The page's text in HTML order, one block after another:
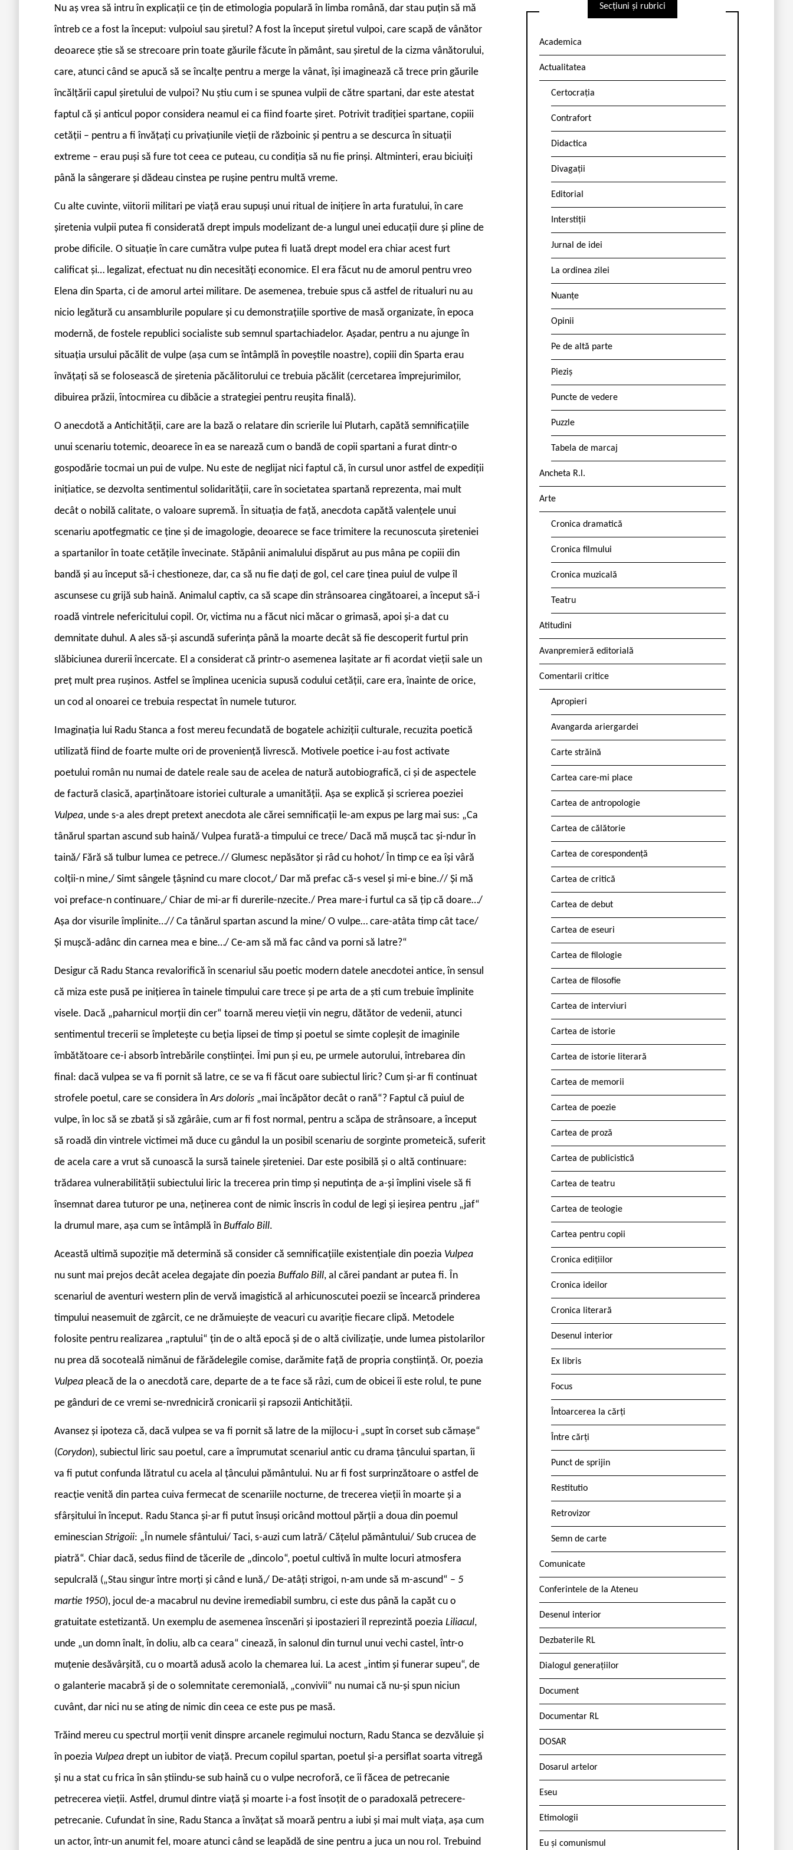
Nu aș vrea să intru în explicații ce țin de etimologia populară în limba română, dar stau puțin să mă
întreb ce a fost la început: vulpoiul sau șiretul? A fost la început șiretul vulpoi, care scapă de vânător
deoarece știe să se strecoare prin toate găurile făcute în pământ, sau șiretul de la cizma vânătorului,
care, atunci când se apucă să se încalțe pentru a merge la vânat, își imaginează că trece prin găurile
încălțării capul șiretului de vulpoi? Nu știu cum i se spunea vulpii de către spartani, dar este atestat
faptul că și anticul popor considera neamul ei ca fiind foarte șiret. Potrivit tradiției spartane, copiii
cetății – pentru a fi învățați cu privațiunile vieții de războinic și pentru a se descurca în situații
extreme – erau puși să fure tot ceea ce puteau, cu condiția să nu fie prinși. Altminteri, erau biciuiți
până la sângerare și dădeau cinstea pe rușine pentru multă vreme.
Cu alte cuvinte, viitorii militari pe viață erau supuși unui ritual de inițiere în arta furatului, în care
șiretenia vulpii putea fi considerată drept impuls modelizant de-a lungul unei educații dure și pline de
probe dificile. O situație în care cumătra vulpe putea fi luată drept model era chiar acest furt
calificat și… legalizat, efectuat nu din necesități economice. El era făcut nu de amorul pentru vreo
Elena din Sparta, ci de amorul artei militare. De asemenea, trebuie spus că astfel de ritualuri nu au
nicio legătură cu ansamblurile populare și cu demonstrațiile sportive de masă organizate, în epoca
modernă, de fostele republici socialiste sub semnul spartachiadelor. Așadar, pentru a nu ajunge în
situația ursului păcălit de vulpe (așa cum se întâmplă în poveștile noastre), copiii din Sparta erau
învățați să se folosească de șiretenia păcălitorului ce trebuia păcălit (cercetarea împrejurimilor,
dibuirea prăzii, întocmirea cu dibăcie a strategiei pentru reușita finală).
O anecdotă a Antichității, care are la bază o relatare din scrierile lui Plutarh, capătă semnificațiile
unui scenariu totemic, deoarece în ea se narează cum o bandă de copii spartani a furat dintr-o
gospodărie tocmai un pui de vulpe. Nu este de neglijat nici faptul că, în cursul unor astfel de expediții
inițiatice, se dezvolta sentimentul solidarității, care în societatea spartană reprezenta, mai mult
decât o nobilă calitate, o valoare supremă. În situația de față, anecdota capătă valențele unui
scenariu apotfegmatic ce ține și de imagologie, deoarece se face trimitere la recunoscuta șireteniei
a spartanilor în toate cetățile învecinate. Stăpânii animalului dispărut au pus mâna pe copiii din
bandă și au început să-i chestioneze, dar, ca să nu fie dați de gol, cel care ținea puiul de vulpe îl
ascunsese cu grijă sub haină. Animalul captiv, ca să scape din strânsoarea cingătoarei, a început să-i
roadă vintrele nefericitului copil. Or, victima nu a făcut nici măcar o grimasă, apoi și-a dat cu
demnitate duhul. A ales să-și ascundă suferința până la moarte decât să fie descoperit furtul prin
slăbiciunea durerii încercate. El a considerat că printr-o asemenea lașitate ar fi acordat vieții sale un
preț mult prea rușinos. Astfel se împlinea ucenicia supusă codului cetății, care era, înainte de orice,
un cod al onoarei ce trebuia respectat în numele tuturor.
Imaginația lui Radu Stanca a fost mereu fecundată de bogatele achiziții culturale, recuzita poetică
utilizată fiind de foarte multe ori de proveniență livrescă. Motivele poetice i-au fost activate
poetului român nu numai de datele reale sau de acelea de natură autobiografică, ci și de aspectele
de factură clasică, aparținătoare istoriei culturale a umanității. Așa se explică și scrierea poeziei
Vulpea, unde s-a ales drept pretext anecdota ale cărei semnificații le-am expus pe larg mai sus: „Ca
tânărul spartan ascund sub haină/ Vulpea furată-a timpului ce trece/ Dacă mă mușcă tac și-ndur în
taină/ Fără să tulbur lumea ce petrece.// Glumesc nepăsător și râd cu hohot/ În timp ce ea își vâră
colții-n mine,/ Simt sângele țâșnind cu mare clocot,/ Dar mă prefac că-s vesel și mi-e bine.// Și mă
voi preface-n continuare,/ Chiar de mi-ar fi durerile-nzecite./ Prea mare-i furtul ca să țip că doare…/
Așa dor visurile împlinite…// Ca tânărul spartan ascund la mine/ O vulpe… care-atâta timp cât tace/
Și mușcă-adânc din carnea mea e bine…/ Ce-am să mă fac când va porni să latre?“
Desigur că Radu Stanca revalorifică în scenariul său poetic modern datele anecdotei antice, în sensul
că miza este pusă pe inițierea în tainele timpului care trece și pe arta de a ști cum trebuie împlinite
visele. Dacă „paharnicul morții din cer“ toarnă mereu vieții vin negru, dătător de vedenii, atunci
sentimentul trecerii se împletește cu beția lipsei de timp și poetul se simte copleșit de imaginile
îmbătătoare ce-i absorb întrebările conștiinței. Îmi pun și eu, pe urmele autorului, întrebarea din
final: dacă vulpea se va fi pornit să latre, ce se va fi făcut oare subiectul liric? Cum și-ar fi continuat
strofele poetul, care se considera înArs doloris „mai încăpător decât o rană“? Faptul că puiul de
vulpe, în loc să se zbată și să zgârâie, cum ar fi fost normal, pentru a scăpa de strânsoare, a început
să roadă din vintrele victimei mă duce cu gândul la un posibil scenariu de sorginte prometeică, suferit
de acela care a vrut să cunoască la sursă tainele șireteniei. Dar este posibilă și o altă continuare:
trădarea vulnerabilității subiectului liric la trecerea prin timp și neputința de a-și împlini visele să fi
însemnat darea tuturor pe una, neținerea cont de nimic înscris în codul de legi și ieșirea pentru „jaf“
la drumul mare, așa cum se întâmplă în Buffalo Bill.
Această ultimă supoziție mă determină să consider că semnificațiile existențiale din poezia Vulpea
nu sunt mai prejos decât acelea degajate din poezia Buffalo Bill, al cărei pandant ar putea fi. În
scenariul de aventuri western plin de vervă imagistică al arhicunoscutei poezii se încearcă prinderea
timpului neasemuit de zgârcit, ce ne drămuiește de veacuri cu avariție fiecare clipă. Metodele
folosite pentru realizarea „raptului“ țin de o altă epocă și de o altă civilizație, unde lumea pistolarilor
nu prea dă socoteală nimănui de fărădelegile comise, darămite față de propria conștiință. Or, poezia
Vulpea pleacă de la o anecdotă care, departe de a te face să râzi, cum de obicei îi este rolul, te pune
pe gânduri de ce vremi se-nvredniciră cronicarii și rapsozii Antichității.
Avansez și ipoteza că, dacă vulpea se va fi pornit să latre de la mijlocu-i „supt în corset sub cămașe“
(Corydon), subiectul liric sau poetul, care a împrumutat scenariul antic cu drama țâncului spartan, îi
va fi putut confunda lătratul cu acela al țâncului pământului. Nu ar fi fost surprinzătoare o astfel de
reacție venită din partea cuiva fermecat de scenariile nocturne, de trecerea vieții în moarte și a
sfârșitului în început. Radu Stanca și-ar fi putut însuși oricând mottoul părții a doua din poemul
eminescian Strigoii: „În numele sfântului/ Taci, s-auzi cum latră/ Cățelul pământului/ Sub crucea de
piatră“. Chiar dacă, sedus fiind de tăcerile de „dincolo“, poetul cultivă în multe locuri atmosfera
sepulcrală („Stau singur între morți și când e lună,/ De-atâți strigoi, n-am unde să m-ascund“ – 5
martie 1950), jocul de-a macabrul nu devine iremediabil sumbru, ci este dus până la capăt cu o
gratuitate estetizantă. Un exemplu de asemenea înscenări și ipostazieri îl reprezintă poezia Liliacul,
unde „un domn înalt, în doliu, alb ca ceara“ cinează, în salonul din turnul unui vechi castel, într-o
muțenie desăvârșită, cu o moartă adusă acolo la chemarea lui. La acest „intim și funerar supeu“, de
o galanterie macabră și de o solemnitate ceremonială, „convivii“ nu numai că nu-și spun niciun
cuvânt, dar nici nu se ating de nimic din ceea ce este pus pe masă.
Trăind mereu cu spectrul morții venit dinspre arcanele regimului nocturn, Radu Stanca se dezvăluie și
în poezia Vulpea drept un iubitor de viață. Precum copilul spartan, poetul și-a persiflat soarta vitregă
și nu a stat cu frica în sân știindu-se sub haină cu o vulpe necroforă, ce îi făcea de petrecanie
petrecerea vieții. Astfel, drumul dintre viață și moarte i-a fost însoțit de o paradoxală petrecere-
petrecanie. Cufundat în sine, Radu Stanca a învățat să moară pentru a iubi și mai mult viața, așa cum
un actor, într-un anumit fel, moare atunci când se leapădă de sine pentru a juca un nou rol. Trebuind
Secțiuni și rubrici
Academica
Actualitatea
Certocrația
Contrafort
Didactica
Divagații
Editorial
Interstiții
Jurnal de idei
La ordinea zilei
Nuanțe
Opinii
Pe de altă parte
Pieziș
Puncte de vedere
Puzzle
Tabela de marcaj
Ancheta R.l.
Arte
Cronica dramatică
Cronica filmului
Cronica muzicală
Teatru
Atitudini
Avanpremieră editorială
Comentarii critice
Apropieri
Avangarda ariergardei
Carte străină
Cartea care-mi place
Cartea de antropologie
Cartea de călătorie
Cartea de corespondență
Cartea de critică
Cartea de debut
Cartea de eseuri
Cartea de filologie
Cartea de filosofie
Cartea de interviuri
Cartea de istorie
Cartea de istorie literară
Cartea de memorii
Cartea de poezie
Cartea de proză
Cartea de publicistică
Cartea de teatru
Cartea de teologie
Cartea pentru copii
Cronica edițiilor
Cronica ideilor
Cronica literară
Desenul interior
Ex libris
Focus
Întoarcerea la cărți
Între cărți
Punct de sprijin
Restitutio
Retrovizor
Semn de carte
Comunicate
Conferintele de la Ateneu
Desenul interior
Dezbaterile RL
Dialogul generațiilor
Document
Documentar RL
DOSAR
Dosarul artelor
Eseu
Etimologii
Eu și comunismul